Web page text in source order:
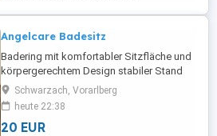
Angelcare Badesitz
Badering mit komfortabler Sitzfläche und
körpergerechtem Design stabiler Stand
durch 4 starke Saugfüße 39(L) x 38(B) x
23(H) cm ab 6 Monate bis 10 Monate
geeignet aus schnell trocknendem und
schimmelresistentem Kunststoff
Schwarzach, Vorarlberg
heute 22:38
20 EUR